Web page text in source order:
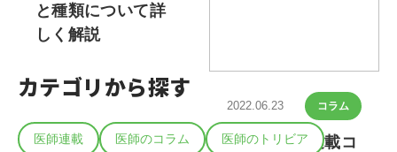
と種類について詳
しく解説
2022.06.23 コラム
【現役医師連載コ
カテゴリから探す
医師連載 医師のコラム 医師のトリビア